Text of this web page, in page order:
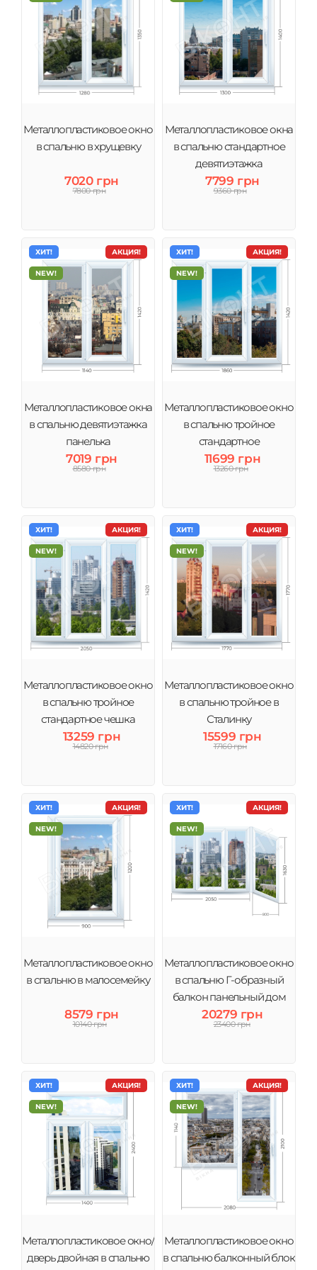
Металлопластиковое окно
в спальню в хрущевку
7020 грн
7800 грн
Металлопластиковое окна
в спальню стандартное
девятиэтажка
7799 грн
9360 грн
АКЦИЯ!
ХИТ!
NEW!
Металлопластиковое окна
в спальню девятиэтажка
панелька
7019 грн
8580 грн
АКЦИЯ!
ХИТ!
NEW!
Металлопластиковое окно
в спальню тройное
стандартное
11699 грн
13260 грн
АКЦИЯ!
ХИТ!
NEW!
Металлопластиковое окно
в спальню тройное
стандартное чешка
13259 грн
14820 грн
АКЦИЯ!
ХИТ!
NEW!
Металлопластиковое окно
в спальню тройное в
Сталинку
15599 грн
17160 грн
АКЦИЯ!
ХИТ!
NEW!
Металлопластиковое окно
в спальню в малосемейку
8579 грн
10140 грн
АКЦИЯ!
ХИТ!
NEW!
Металлопластиковое окно
в спальню Г-образный
балкон панельный дом
20279 грн
23400 грн
АКЦИЯ!
ХИТ!
NEW!
Металлопластиковое окно/
дверь двойная в спальню
АКЦИЯ!
ХИТ!
NEW!
Металлопластиковое окно
в спальню балконный блок